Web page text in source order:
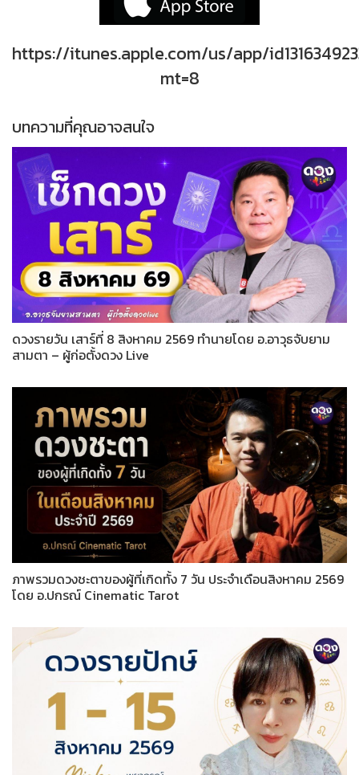
https://itunes.apple.com/us/app/
mt=8
บทความที่คุณอาจสนใจ
ดวงรายวัน เสาร์ที่ 8 สิงหาคม 2569 ทำนายโดย อ.อาวุธจับยาม
สามตา – ผู้ก่อตั้งดวง Live
ภาพรวมดวงชะตาของผู้ที่เกิดทั้ง 7 วัน ประจำเดือนสิงหาคม 2569
โดย อ.ปกรณ์ Cinematic Tarot